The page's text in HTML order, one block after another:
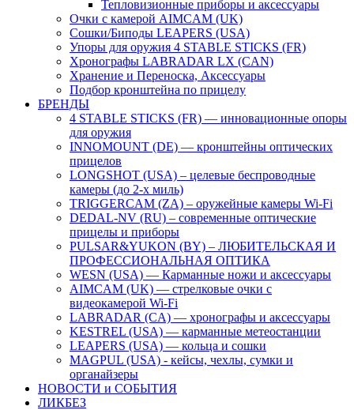
Тепловизионные приборы и аксессуары
Очки с камерой AIMCAM (UK)
Сошки/Биподы LEAPERS (USA)
Упоры для оружия 4 STABLE STICKS (FR)
Хронографы LABRADAR LX (CAN)
Хранение и Переноска, Аксессуары
Подбор кронштейна по прицелу
БРЕНДЫ
4 STABLE STICKS (FR) — инновационные опоры
для оружия
INNOMOUNT (DE) — кронштейны оптических
прицелов
LONGSHOT (USA) – целевые беспроводные
камеры (до 2-х миль)
TRIGGERCAM (ZA) – оружейные камеры Wi-Fi
DEDAL-NV (RU) – современные оптические
прицелы и приборы
PULSAR&YUKON (BY) – ЛЮБИТЕЛЬСКАЯ И
ПРОФЕССИОНАЛЬНАЯ ОПТИКА
WESN (USA) — Карманные ножи и аксессуары
AIMCAM (UK) — стрелковые очки с
видеокамерой Wi-Fi
LABRADAR (CA) — хронографы и аксессуары
KESTREL (USA) — карманные метеостанции
LEAPERS (USA) — кольца и сошки
MAGPUL (USA) - кейсы, чехлы, сумки и
органайзеры
НОВОСТИ и СОБЫТИЯ
ЛИКБЕЗ